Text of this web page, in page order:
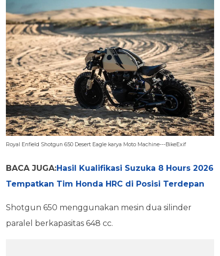
Royal Enfield Shotgun 650 Desert Eagle karya Moto Machine---BikeExif
BACA JUGA:Hasil Kualifikasi Suzuka 8 Hours 2026
Tempatkan Tim Honda HRC di Posisi Terdepan
Shotgun 650 menggunakan mesin dua silinder
paralel berkapasitas 648 cc.